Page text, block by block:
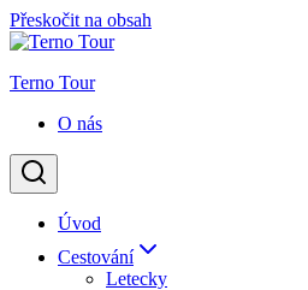
Přeskočit na obsah
Terno Tour
O nás
Úvod
Cestování
Letecky